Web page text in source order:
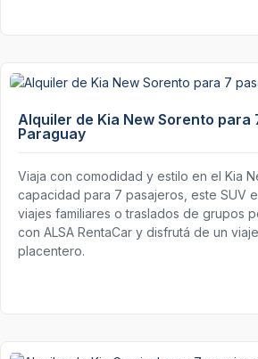
Alquiler de Kia New Sorento para
Paraguay
Viaja con comodidad y estilo en el Kia
capacidad para 7 pasajeros, este SUV
viajes familiares o traslados de grupos
con ALSA RentaCar y disfrutá de un
placentero.